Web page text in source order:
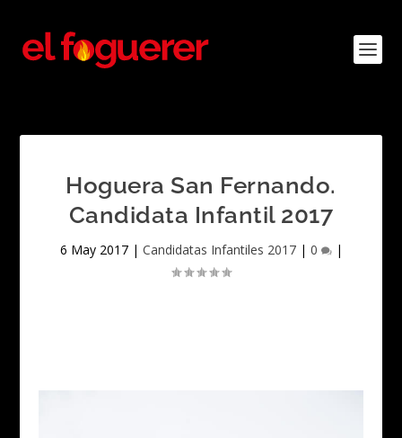
Hoguera San Fernando.
Candidata Infantil 2017
6 May 2017| Candidatas Infantiles 2017| 0 |